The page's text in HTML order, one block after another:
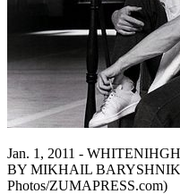
Jan. 1, 2011 -
BY MIKHAIL
Photos/ZUMAPRESS.com)